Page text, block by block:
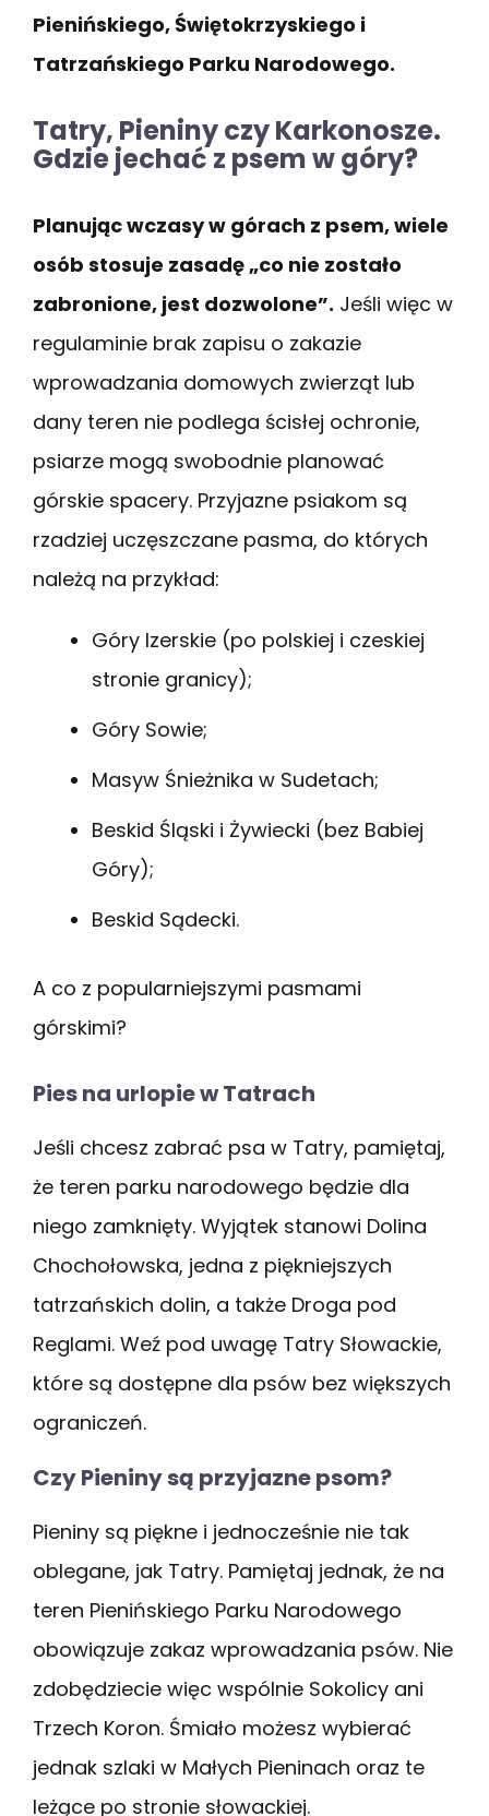
Pienińskiego, Świętokrzyskiego i
Tatrzańskiego Parku Narodowego.
Tatry, Pieniny czy Karkonosze.
Gdzie jechać z psem w góry?
Planując wczasy w górach z psem, wiele
osób stosuje zasadę „co nie zostało
zabronione, jest dozwolone”. Jeśli więc w
regulaminie brak zapisu o zakazie
wprowadzania domowych zwierząt lub
dany teren nie podlega ścisłej ochronie,
psiarze mogą swobodnie planować
górskie spacery. Przyjazne psiakom są
rzadziej uczęszczane pasma, do których
należą na przykład:
Góry Izerskie (po polskiej i czeskiej
stronie granicy);
Góry Sowie;
Masyw Śnieżnika w Sudetach;
Beskid Śląski i Żywiecki (bez Babiej
Góry);
Beskid Sądecki.
A co z popularniejszymi pasmami
górskimi?
Pies na urlopie w Tatrach
Jeśli chcesz zabrać psa w Tatry, pamiętaj,
że teren parku narodowego będzie dla
niego zamknięty. Wyjątek stanowi Dolina
Chochołowska, jedna z piękniejszych
tatrzańskich dolin, a także Droga pod
Reglami. Weź pod uwagę Tatry Słowackie,
które są dostępne dla psów bez większych
ograniczeń.
Czy Pieniny są przyjazne psom?
Pieniny są piękne i jednocześnie nie tak
oblegane, jak Tatry. Pamiętaj jednak, że na
teren Pienińskiego Parku Narodowego
obowiązuje zakaz wprowadzania psów. Nie
zdobędziecie więc wspólnie Sokolicy ani
Trzech Koron. Śmiało możesz wybierać
jednak szlaki w Małych Pieninach oraz te
leżące po stronie słowackiej.